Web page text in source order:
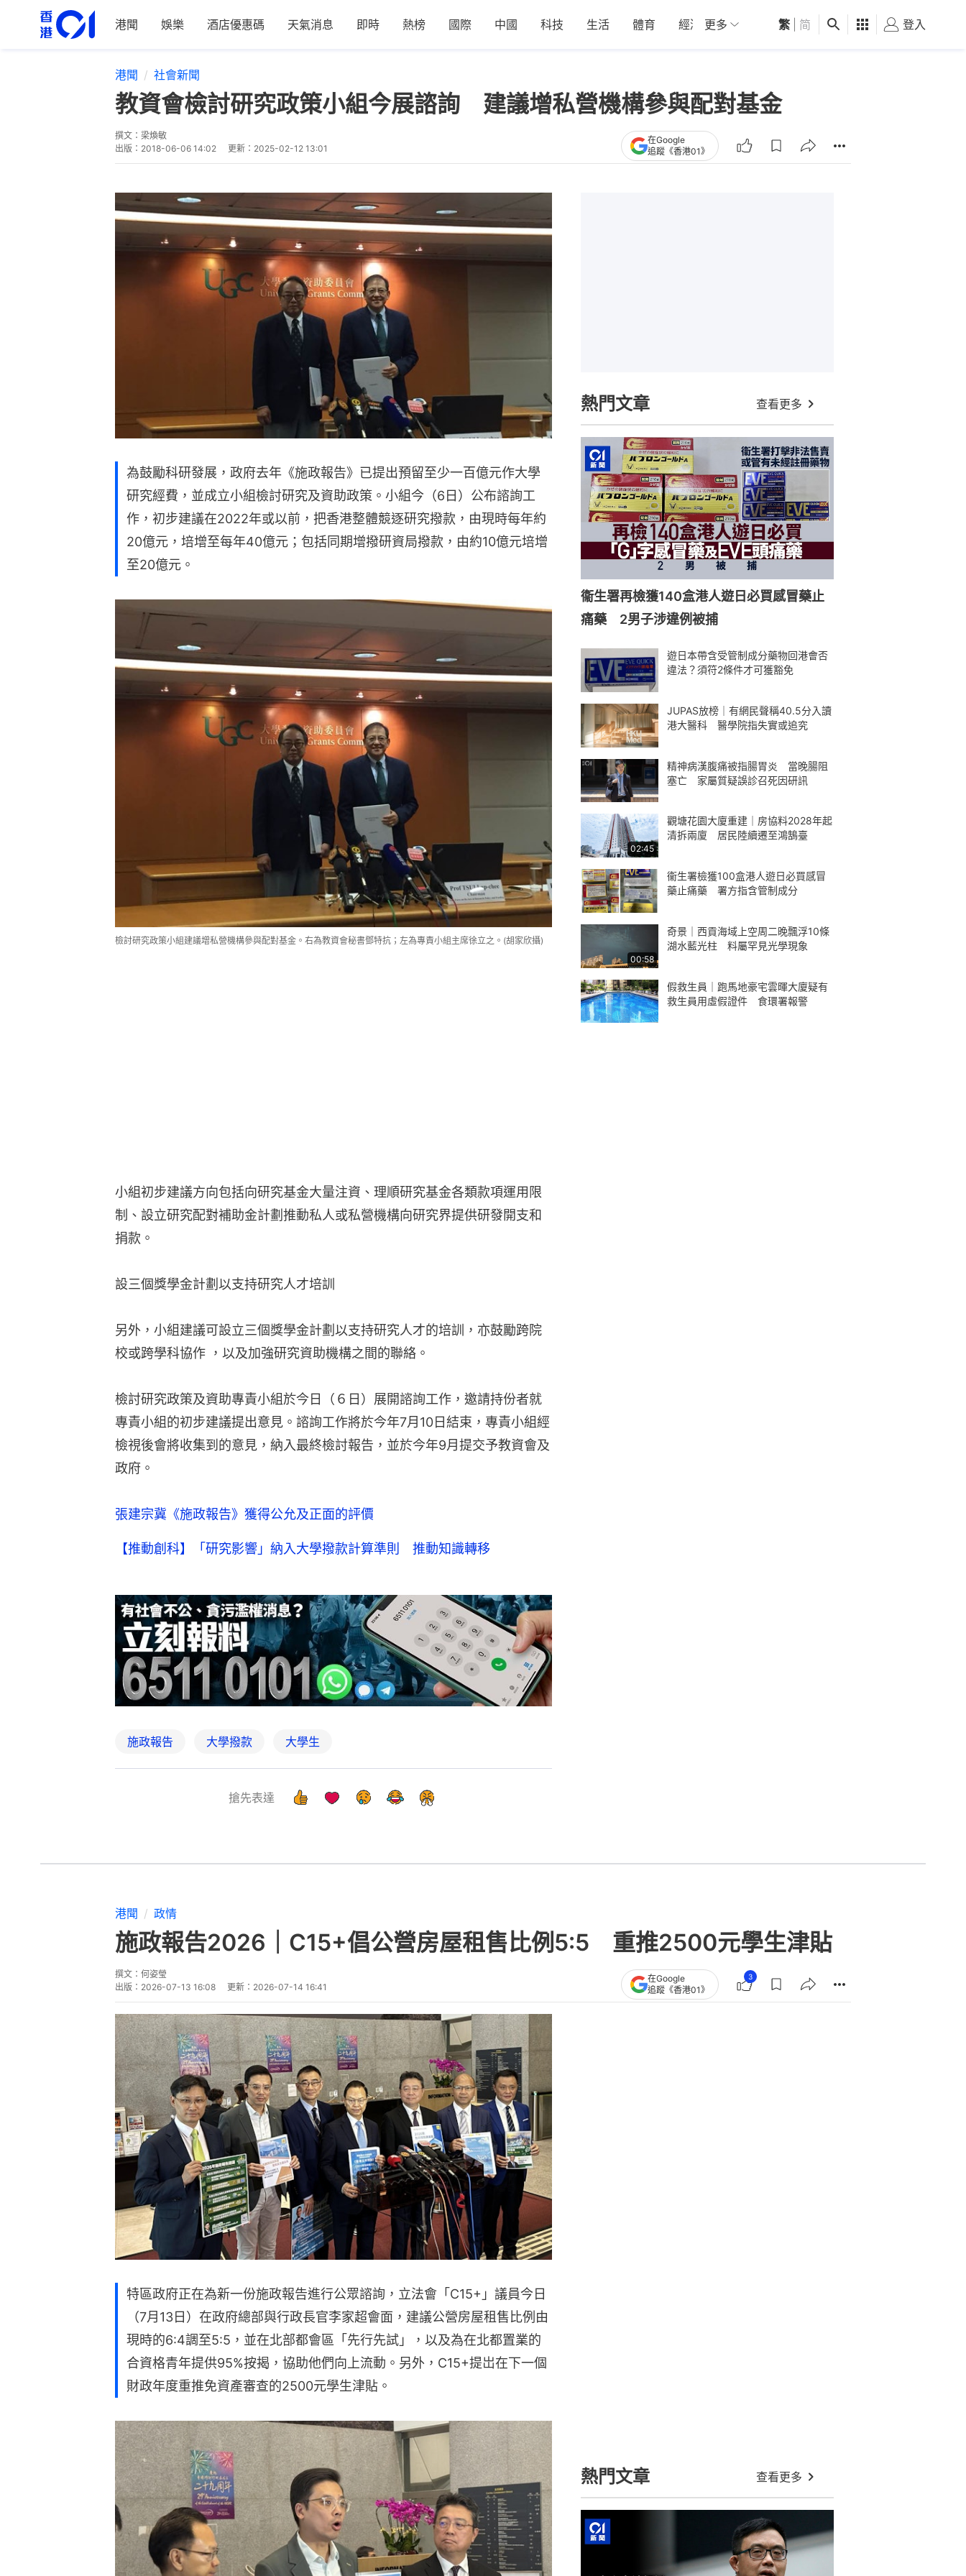
港聞 娛樂 酒店優惠碼 天氣消息 即時 熱榜 國際 中國 科技 生活 體育 經濟 01深圳 觀點 健康 好食玩飛
更多 繁 简 登入
港聞 社會新聞
教資會檢討研究政策小組今展諮詢 建議增私營機構參與配對基金
撰文： 梁煥敏
出版： 2018-06-06 14:02 更新： 2025-02-12 13:01
在Google
追蹤《香港01》
為鼓勵科研發展，政府去年《施政報告》已提出預留至少一百億元作大學
研究經費，並成立小組檢討研究及資助政策。小組今（6日）公布諮詢工
作，初步建議在2022年或以前，把香港整體競逐研究撥款，由現時每年約
20億元，培增至每年40億元；包括同期增撥研資局撥款，由約10億元培增
至20億元。
檢討研究政策小組建議增私營機構參與配對基金。右為教資會秘書鄧特抗；左為專責小組主席徐立之。(胡家欣攝)
小組初步建議方向包括向研究基金大量注資、理順研究基金各類款項運用限
制、設立研究配對補助金計劃推動私人或私營機構向研究界提供研發開支和
捐款。
設三個獎學金計劃以支持研究人才培訓
另外，小組建議可設立三個獎學金計劃以支持研究人才的培訓，亦鼓勵跨院
校或跨學科協作 ，以及加強研究資助機構之間的聯絡。
檢討研究政策及資助專責小組於今日（６日）展開諮詢工作，邀請持份者就
專責小組的初步建議提出意見。諮詢工作將於今年7月10日結束，專責小組經
檢視後會將收集到的意見，納入最終檢討報告，並於今年9月提交予教資會及
政府。
張建宗冀《施政報告》獲得公允及正面的評價
【推動創科】「研究影響」納入大學撥款計算準則 推動知識轉移
施政報告 大學撥款 大學生
搶先表達
熱門文章 查看更多
衞生署再檢獲140盒港人遊日必買感冒藥止
痛藥 2男子涉違例被捕
遊日本帶含受管制成分藥物回港會否
違法？須符2條件才可獲豁免
JUPAS放榜｜有網民聲稱40.5分入讀
港大醫科 醫學院指失實或追究
精神病漢腹痛被指腸胃炎 當晚腸阻
塞亡 家屬質疑誤診召死因研訊
02:45
觀塘花園大廈重建｜房協料2028年起
清拆兩廈 居民陸續遷至鴻鵠臺
衞生署檢獲100盒港人遊日必買感冒
藥止痛藥 署方指含管制成分
00:58
奇景｜西貢海域上空周二晚飄浮10條
湖水藍光柱 料屬罕見光學現象
假救生員｜跑馬地豪宅雲暉大廈疑有
救生員用虛假證件 食環署報警
港聞 政情
施政報告2026｜C15+倡公營房屋租售比例5:5 重推2500元學生津貼
撰文： 何姿瑩
出版： 2026-07-13 16:08 更新： 2026-07-14 16:41
在Google
追蹤《香港01》
3
特區政府正在為新一份施政報告進行公眾諮詢，立法會「C15+」議員今日
（7月13日）在政府總部與行政長官李家超會面，建議公營房屋租售比例由
現時的6:4調至5:5，並在北部都會區「先行先試」，以及為在北都置業的
合資格青年提供95%按揭，協助他們向上流動。另外，C15+提岀在下一個
財政年度重推免資產審查的2500元學生津貼。
熱門文章 查看更多